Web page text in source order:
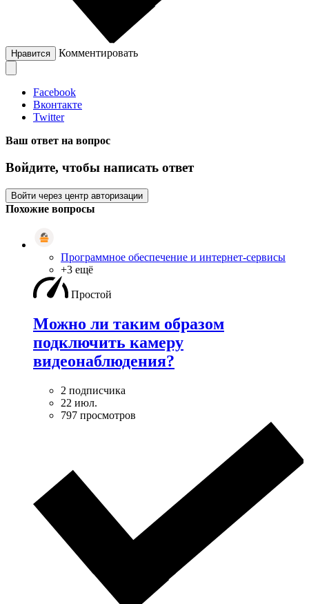
Нравится Комментировать
Facebook
Вконтакте
Twitter
Ваш ответ на вопрос
Войдите, чтобы написать ответ
Войти через центр авторизации
Похожие вопросы
Программное обеспечение и интернет-сервисы
+3 ещё
Простой
Можно ли таким образом
подключить камеру
видеонаблюдения?
2 подписчика
22 июл.
797 просмотров